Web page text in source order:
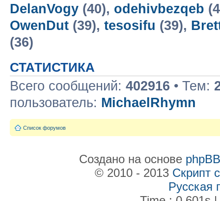
DelanVogy (40), odehivbezqeb
OwenDut (39), tesosifu (39),
(36)
СТАТИСТИКА
Всего сообщений: 402916 • Тем:
пользователь: MichaelRhymn
Список форумов
Создано на основе phpBB
© 2010 - 2013 Скрипт
Русская